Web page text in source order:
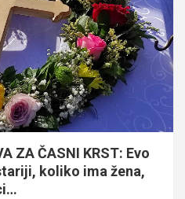
ZA ČASNI KRST: Evo
koliko ima žena,